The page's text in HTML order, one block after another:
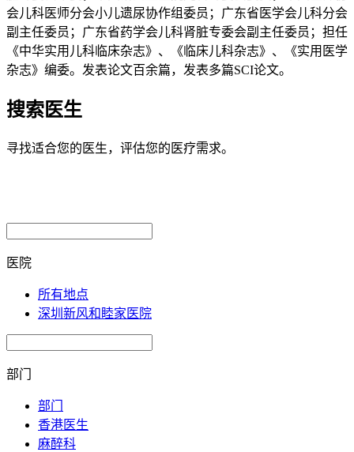
会儿科医师分会小儿遗尿协作组委员；广东省医学会儿科分会
副主任委员；广东省药学会儿科肾脏专委会副主任委员；担任
《中华实用儿科临床杂志》、《临床儿科杂志》、《实用医学
杂志》编委。发表论文百余篇，发表多篇SCI论文。
搜索医生
寻找适合您的医生，评估您的医疗需求。
医院
所有地点
深圳新风和睦家医院
部门
部门
香港医生
麻醉科